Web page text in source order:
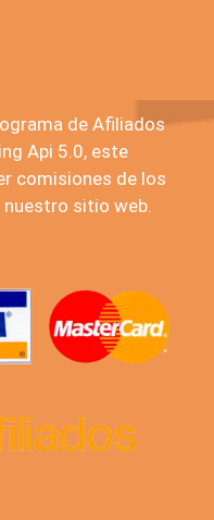
de Afiliados
Api 5.0, este
comisiones de los
sitio web.